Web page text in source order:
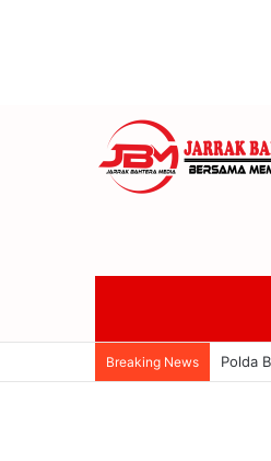
Breaking News 18